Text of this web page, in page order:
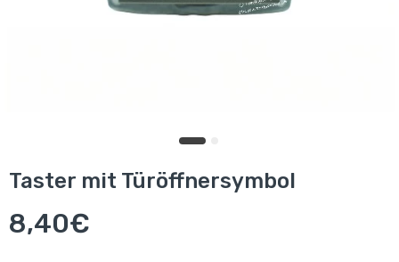
Taster mit Türöffnersymbol
8,40€